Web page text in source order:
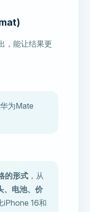
，能让结果更
为Mate
的形式 ，从
、电池、价
iPhone 16和